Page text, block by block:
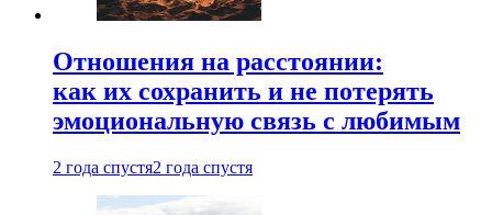
Отношения на расстоянии:
как их сохранить и не потерять
эмоциональную связь с любимым
2 года спустя2 года спустя